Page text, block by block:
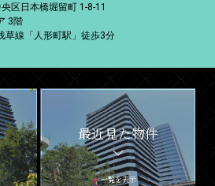
区日本橋堀留町 1-8-11
3階
草線「人形町駅」徒歩3分
最近見た物件
一覧を表示